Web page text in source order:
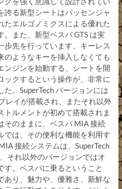
誇る新型シートはパッセンジャ
たエルゴノミクスによる優れた
また、新型ベスパ GTS は実
歩先を行っています。キーレス
のようなキーを挿入しなくても
ンジンを始動する、シートを開
ックするという操作が、非常に
。SuperTech バージョンには
レイが搭載され、またそれ以外
トルメントが初めて搭載されま
そのままに、ベスパ MIA 接続
では、その便利な機能を利用す
接続システムは、SuperTech
それ以外のバージョンではオ
す。ベスパに乗るということ
あり、魅力や、優雅さ、新鮮な